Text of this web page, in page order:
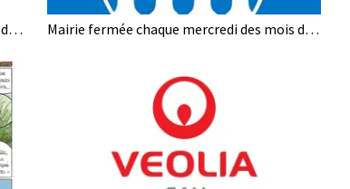
Aide aux collégiens pour leur inscription dans une association sportive, artistique, abonnements ... Mairie fermée chaque mercredi des mois de juillet et août